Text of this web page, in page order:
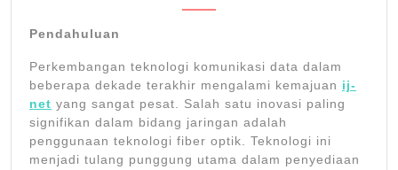
Pendahuluan
Perkembangan teknologi komunikasi data dalam
beberapa dekade terakhir mengalami kemajuan ij-
net yang sangat pesat. Salah satu inovasi paling
signifikan dalam bidang jaringan adalah
penggunaan teknologi fiber optik. Teknologi ini
menjadi tulang punggung utama dalam penyediaan